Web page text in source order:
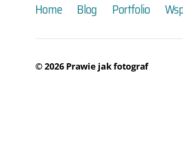
Home Blog Portfolio
© 2026 Prawie jak fotograf